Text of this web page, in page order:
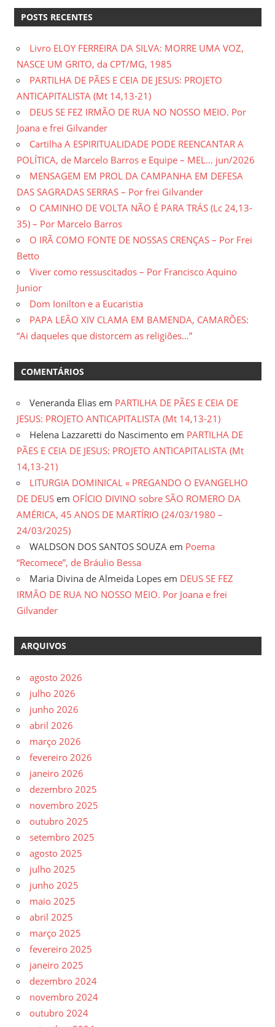
posts
POSTS RECENTES
Livro ELOY FERREIRA DA SILVA: MORRE UMA VOZ,
NASCE UM GRITO, da CPT/MG, 1985
PARTILHA DE PÃES E CEIA DE JESUS: PROJETO
ANTICAPITALISTA (Mt 14,13-21)
DEUS SE FEZ IRMÃO DE RUA NO NOSSO MEIO. Por
Joana e frei Gilvander
Cartilha A ESPIRITUALIDADE PODE REENCANTAR A
POLÍTICA, de Marcelo Barros e Equipe – MEL… jun/2026
MENSAGEM EM PROL DA CAMPANHA EM DEFESA
DAS SAGRADAS SERRAS – Por frei Gilvander
O CAMINHO DE VOLTA NÃO É PARA TRÁS (Lc 24,13-
35) – Por Marcelo Barros
O IRÃ COMO FONTE DE NOSSAS CRENÇAS – Por Frei
Betto
Viver como ressuscitados – Por Francisco Aquino
Junior
Dom Ionilton e a Eucaristia
PAPA LEÃO XIV CLAMA EM BAMENDA, CAMARÕES:
“Ai daqueles que distorcem as religiões…”
COMENTÁRIOS
Veneranda Elias em PARTILHA DE PÃES E CEIA DE
JESUS: PROJETO ANTICAPITALISTA (Mt 14,13-21)
Helena Lazzaretti do Nascimento em PARTILHA DE
PÃES E CEIA DE JESUS: PROJETO ANTICAPITALISTA (Mt
14,13-21)
LITURGIA DOMINICAL « PREGANDO O EVANGELHO
DE DEUS em OFÍCIO DIVINO sobre SÃO ROMERO DA
AMÉRICA, 45 ANOS DE MARTÍRIO (24/03/1980 –
24/03/2025)
WALDSON DOS SANTOS SOUZA em Poema
“Recomece”, de Bráulio Bessa
Maria Divina de Almeida Lopes em DEUS SE FEZ
IRMÃO DE RUA NO NOSSO MEIO. Por Joana e frei
Gilvander
ARQUIVOS
agosto 2026
julho 2026
junho 2026
abril 2026
março 2026
fevereiro 2026
janeiro 2026
dezembro 2025
novembro 2025
outubro 2025
setembro 2025
agosto 2025
julho 2025
junho 2025
maio 2025
abril 2025
março 2025
fevereiro 2025
janeiro 2025
dezembro 2024
novembro 2024
outubro 2024